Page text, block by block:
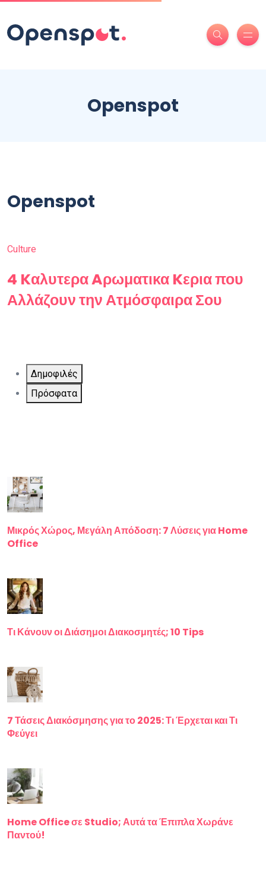
Openspot
Openspot
Culture
4 Kαλυτερα Aρωματικα Kερια που
Αλλάζουν την Ατμόσφαιρα Σου
Δημοφιλές
Πρόσφατα
Μικρός Χώρος, Μεγάλη Απόδοση: 7 Λύσεις για Home
Office
Τι Κάνουν οι Διάσημοι Διακοσμητές; 10 Tips
7 Τάσεις Διακόσμησης για το 2025: Τι Έρχεται και Τι
Φεύγει
Home Office σε Studio; Αυτά τα Έπιπλα Χωράνε
Παντού!